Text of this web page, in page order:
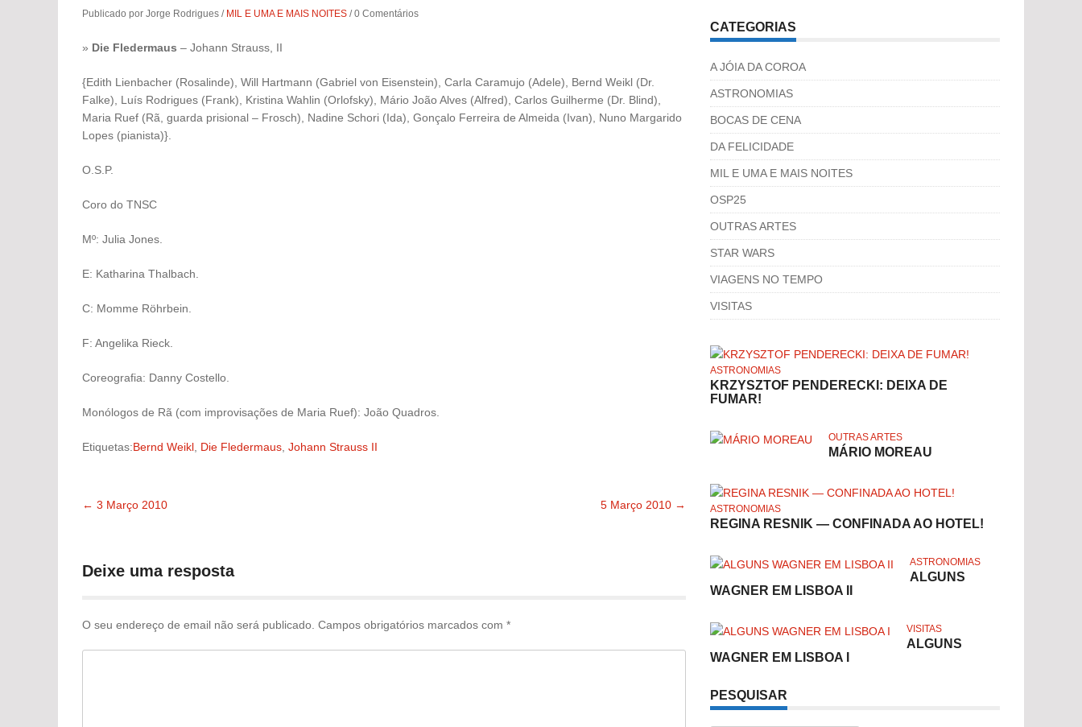
Publicado por Jorge Rodrigues / MIL E UMA E MAIS NOITES /0 Comentários
» Die Fledermaus – Johann Strauss, II
{Edith Lienbacher (Rosalinde), Will Hartmann (Gabriel von Eisenstein), Carla Caramujo (Adele), Bernd Weikl (Dr.
Falke), Luís Rodrigues (Frank), Kristina Wahlin (Orlofsky), Mário João Alves (Alfred), Carlos Guilherme (Dr. Blind),
Maria Ruef (Rã, guarda prisional – Frosch), Nadine Schori (Ida), Gonçalo Ferreira de Almeida (Ivan), Nuno Margarido
Lopes (pianista)}.
O.S.P.
Coro do TNSC
Mº: Julia Jones.
E: Katharina Thalbach.
C: Momme Röhrbein.
F: Angelika Rieck.
Coreografia: Danny Costello.
Monólogos de Rã (com improvisações de Maria Ruef): João Quadros.
Etiquetas:Bernd Weikl, Die Fledermaus, Johann Strauss II
pelas
publicações
← 3 Março 2010 5 Março 2010 →
Deixe uma resposta
O seu endereço de email não será publicado. Campos obrigatórios marcados com *
CATEGORIAS
A JÓIA DA COROA
ASTRONOMIAS
BOCAS DE CENA
DA FELICIDADE
MIL E UMA E MAIS NOITES
OSP25
OUTRAS ARTES
STAR WARS
VIAGENS NO TEMPO
VISITAS
ASTRONOMIAS
KRZYSZTOF PENDERECKI: DEIXA DE
FUMAR!
OUTRAS ARTES
MÁRIO MOREAU
ASTRONOMIAS
REGINA RESNIK — CONFINADA AO HOTEL!
ASTRONOMIAS
ALGUNS
WAGNER EM LISBOA II
VISITAS
ALGUNS
WAGNER EM LISBOA I
PESQUISAR